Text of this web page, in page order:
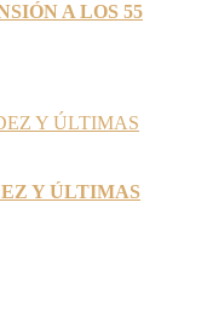
A LOS 55
Y ÚLTIMAS